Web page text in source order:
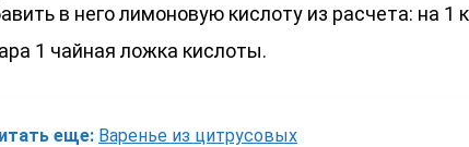
в него лимоновую кислоту из расчета: на 1
1 чайная ложка кислоты.
еще: Варенье из цитрусовых